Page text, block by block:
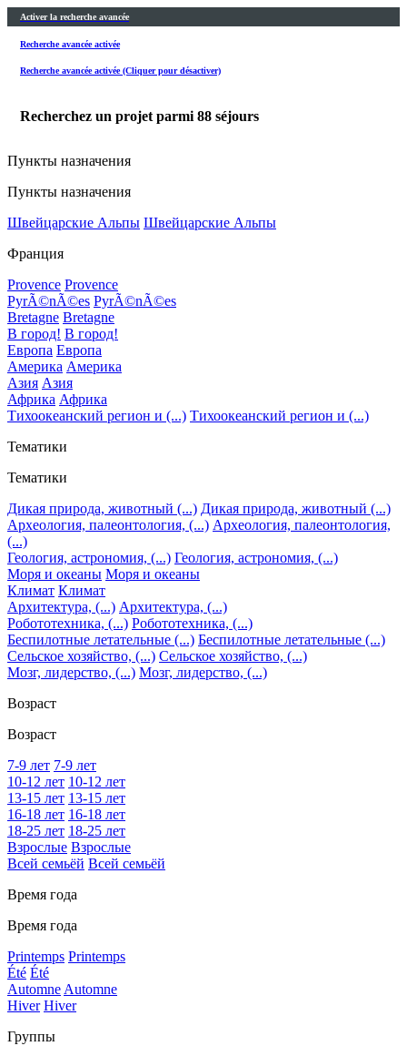
Activer la recherche avancée
Recherche avancée activée
Recherche avancée activée (Cliquer pour désactiver)
Recherchez un projet parmi 88 séjours
Пункты назначения
Пункты назначения
Швейцарские Альпы Швейцарские Альпы
Франция
Provence Provence
PyrÃ©nÃ©es PyrÃ©nÃ©es
Bretagne Bretagne
В город! В город!
Европа Европа
Америка Америка
Азия Азия
Африка Африка
Тихоокеанский регион и (...) Тихоокеанский регион и (...)
Тематики
Тематики
Дикая природа, животный (...) Дикая природа, животный (...)
Археология, палеонтология, (...) Археология, палеонтология,
(...)
Геология, астрономия, (...) Геология, астрономия, (...)
Моря и океаны Моря и океаны
Климат Климат
Архитектура, (...) Архитектура, (...)
Робототехника, (...) Робототехника, (...)
Беспилотные летательные (...) Беспилотные летательные (...)
Сельское хозяйство, (...) Сельское хозяйство, (...)
Мозг, лидерство, (...) Мозг, лидерство, (...)
Возраст
Возраст
7-9 лет 7-9 лет
10-12 лет 10-12 лет
13-15 лет 13-15 лет
16-18 лет 16-18 лет
18-25 лет 18-25 лет
Взрослые Взрослые
Всей семьёй Всей семьёй
Время года
Время года
Printemps Printemps
Été Été
AutomneAutomne
Hiver Hiver
Группы